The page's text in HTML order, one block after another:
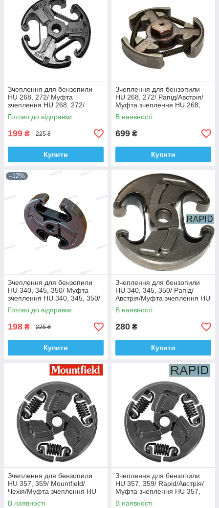
Зчеплення для бензопили
HU 268, 272/ Муфта
зчеплення HU 268, 272/
Вінзор/Winzor
Готово до відправки
199 ₴ 225 ₴
Купити
Зчеплення для бензопили
HU 268, 272/ Рапід/Австрія/
Муфта зчеплення HU 268,
272
В наявності
699 ₴
Купити
–12%
Зчеплення для бензопили
HU 340, 345, 350/ Муфта
зчеплення HU 340, 345, 350/
Вінзор/Winzor
Готово до відправки
198 ₴ 225 ₴
Купити
Зчеплення для бензопили
HU 340, 345, 350/ Рапід/
Австрія/Муфта зчеплення HU
340, 345, 350
В наявності
280 ₴
Купити
Зчеплення для бензопили
HU 357, 359/ Mountfield/
Чехія/Муфта зчеплення HU
357, 359
В наявності
Зчеплення для бензопили
HU 357, 359/ Rapid/Австрія/
Муфта зчеплення HU 357,
359
В наявності